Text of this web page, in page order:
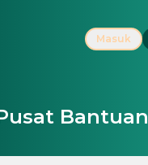
Masuk
Bantuan